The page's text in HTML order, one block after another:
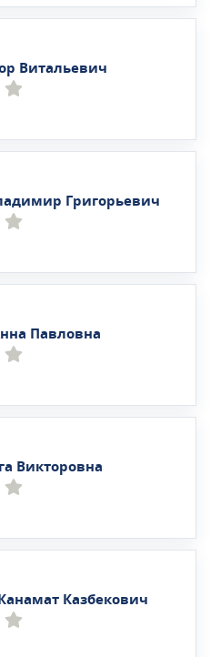
Витальевич
Григорьевич
Павловна
Викторовна
Казбекович